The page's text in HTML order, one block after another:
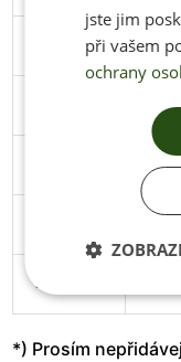
291
297
305
49
*) Prosím
jste jim
při vašem
ochrany